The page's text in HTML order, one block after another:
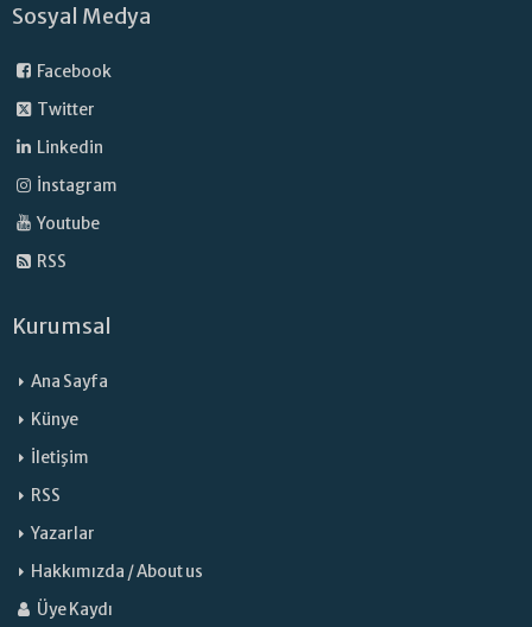
Sosyal Medya
Facebook
Twitter
Linkedin
İnstagram
Youtube
RSS
Kurumsal
Ana Sayfa
Künye
İletişim
RSS
Yazarlar
Hakkımızda / About us
Üye Kaydı